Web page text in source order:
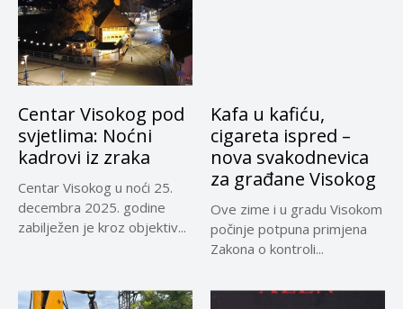
Centar Visokog pod
svjetlima: Noćni
kadrovi iz zraka
Centar Visokog u noći 25.
decembra 2025. godine
zabilježen je kroz objektiv...
Kafa u kafiću,
cigareta ispred –
nova svakodnevica
za građane Visokog
Ove zime i u gradu Visokom
počinje potpuna primjena
Zakona o kontroli...